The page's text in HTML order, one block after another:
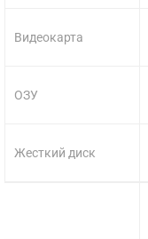
Видеокарта
ОЗУ
Жесткий диск